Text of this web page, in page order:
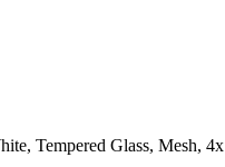
Tempered Glass,